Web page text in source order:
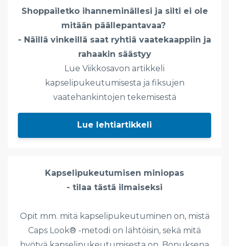
Shoppailetko ihanneminällesi ja silti ei ole
mitään päällepantavaa?
- Näillä vinkeillä saat ryhtiä vaatekaappiin ja
rahaakin säästyy
Lue Viikkosavon artikkeli
kapselipukeutumisesta ja fiksujen
vaatehankintojen tekemisestä
Lue lehtiartikkeli
Kapselipukeutumisen miniopas
- tilaa tästä ilmaiseksi
Opit mm. mitä kapselipukeutuminen on, mistä
Caps Look® -metodi on lähtöisin, sekä mitä